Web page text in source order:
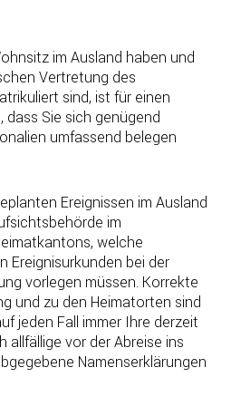
im Ausland haben und
Vertretung des
sind, ist für einen
dass Sie sich genügend
umfassend belegen
Ereignissen im Ausland
im
welche
Ereignisurkunden bei der
vorlegen müssen. Korrekte
und zu den Heimatorten sind
jeden Fall immer Ihre derzeit
allfällige vor der Abreise ins
Namenserklärungen